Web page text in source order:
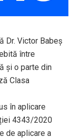
Dr. Victor Babeș
între
și o parte din
Clasa
în aplicare
4343/2020
de aplicare a